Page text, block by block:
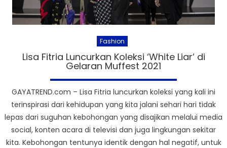
Fashion
Lisa Fitria Luncurkan Koleksi ‘White Liar’ di
Gelaran Muffest 2021
GAYATREND.com – Lisa Fitria luncurkan koleksi yang kali ini
terinspirasi dari kehidupan yang kita jalani sehari hari tidak
lepas dari suguhan kebohongan yang disajikan melalui media
social, konten acara di televisi dan juga lingkungan sekitar
kita. Kebohongan tentunya identik dengan hal negatif, untuk